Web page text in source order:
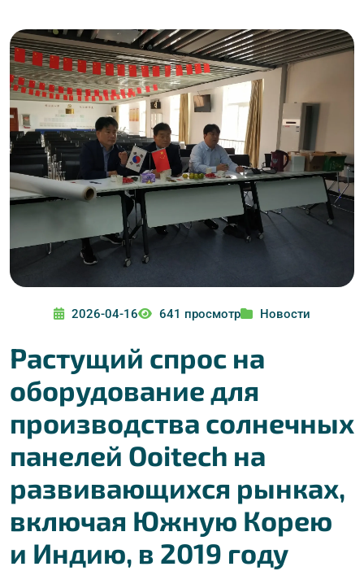
2026-04-16 641 просмотр Новости
Растущий спрос на
оборудование для
производства солнечных
панелей Ooitech на
развивающихся рынках,
включая Южную Корею
и Индию, в 2019 году